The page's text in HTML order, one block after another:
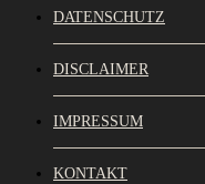
DATENSCHUTZ
DISCLAIMER
IMPRESSUM
KONTAKT